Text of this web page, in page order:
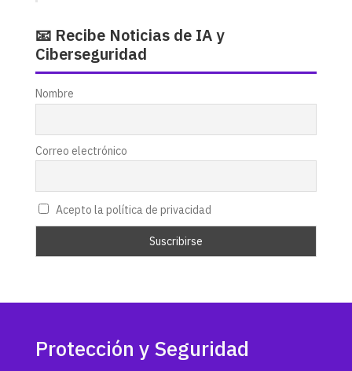
📧 Recibe Noticias de IA y
Ciberseguridad
Nombre
Correo electrónico
Acepto la política de privacidad
Protección y Seguridad